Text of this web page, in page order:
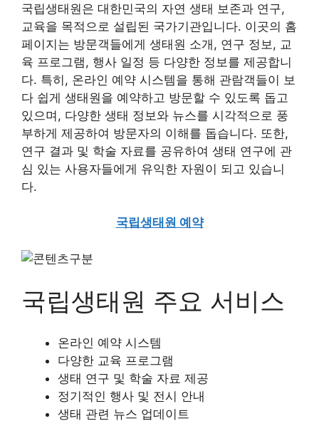
국립생태원은 대한민국의 자연 생태 보존과 연구,
교육을 목적으로 설립된 국가기관입니다. 이곳의 홈
페이지는 방문객들에게 생태원 소개, 연구 정보, 교
육 프로그램, 행사 일정 등 다양한 정보를 제공합니
다. 특히, 온라인 예약 시스템을 통해 관람객들이 보
다 쉽게 생태원을 예약하고 방문할 수 있도록 돕고
있으며, 다양한 생태 정보와 뉴스를 시각적으로 풍
부하게 제공하여 방문자의 이해를 돕습니다. 또한,
연구 결과 및 학술 자료를 공유하여 생태 연구에 관
심 있는 사용자들에게 유익한 자원이 되고 있습니
다.
국립생태원 예약
국립생태원 주요 서비스
온라인 예약 시스템
다양한 교육 프로그램
생태 연구 및 학술 자료 제공
정기적인 행사 및 전시 안내
생태 관련 뉴스 업데이트